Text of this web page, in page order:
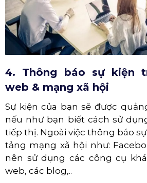
4. Thông báo sự kiện
web & mạng xã hội
Sự kiện của bạn sẽ được
nếu như bạn biết cách sử
tiếp thị. Ngoài việc thông báo
tảng mạng xã hội như:
nên sử dụng các công cụ
web, các blog,..